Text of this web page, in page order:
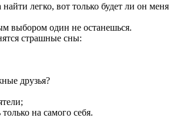
найти легко, вот только будет ли он меня
выбором один не останешься.
страшные сны:
друзья?
на самого себя.